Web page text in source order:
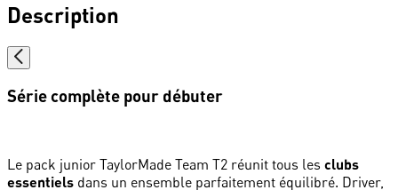
Description
Série complète pour débuter
Le pack junior TaylorMade Team T2 réunit tous les clubs
essentiels dans un ensemble parfaitement équilibré. Driver,